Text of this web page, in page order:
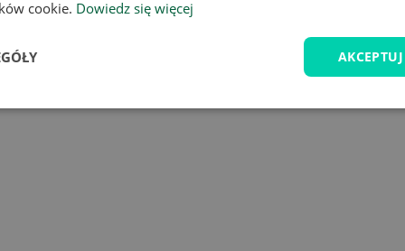
cookie. Dowiedz się więcej